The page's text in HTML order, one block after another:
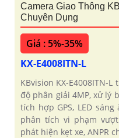
Camera Giao Thông
Chuyên Dụng
Giá : 5%-35%
KX-E4008ITN-L
KBvision KX-E4008ITN-
độ phân giải 4MP, xử lý
tích hợp GPS, LED
phân tích vi phạm
phát hiện kẹt xe, ANPR